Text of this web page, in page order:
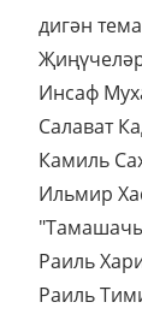
дигән
Инсаф
Салават
Камиль
Ильмир
Раиль
Раиль